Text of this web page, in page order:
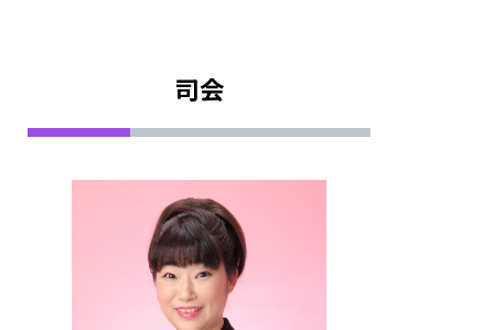
司会